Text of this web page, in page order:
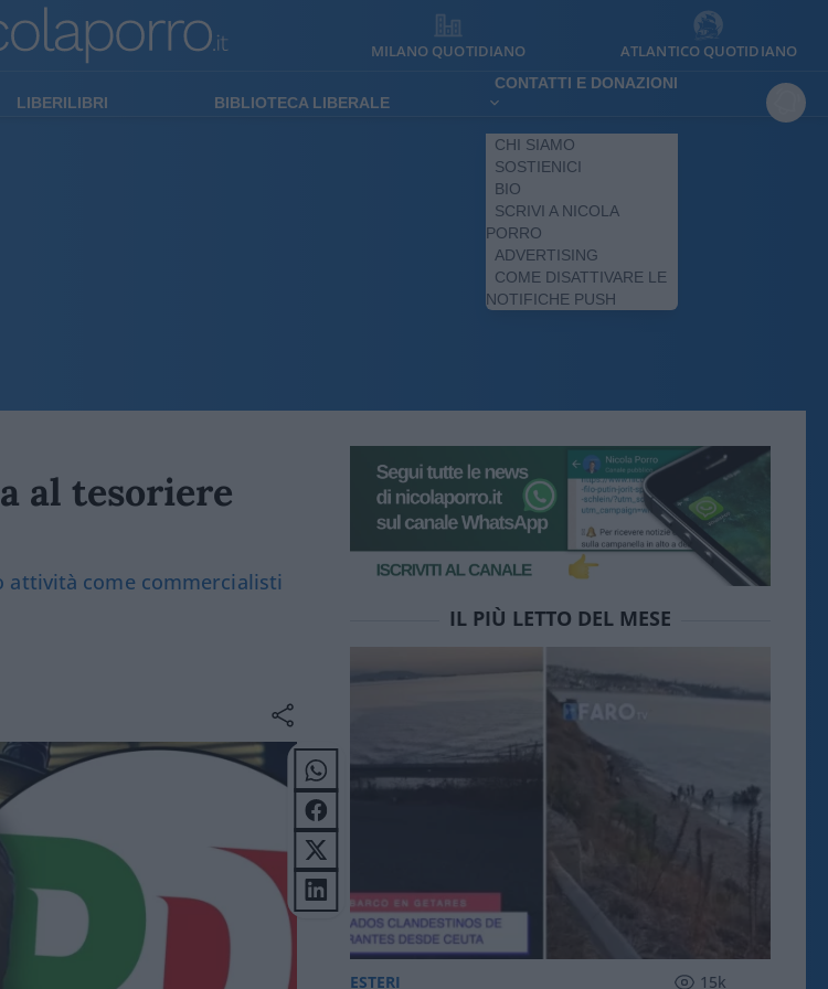
MILANO QUOTIDIANO ATLANTICO QUOTIDIANO
LIBERILIBRI BIBLIOTECA LIBERALE
CONTATTI E DONAZIONI
CHI SIAMO
SOSTIENICI
BIO
SCRIVI A NICOLA
PORRO
ADVERTISING
COME DISATTIVARE LE
NOTIFICHE PUSH
al tesoriere
attività come commercialisti
IL PIÙ LETTO DEL MESE
ESTERI 15k